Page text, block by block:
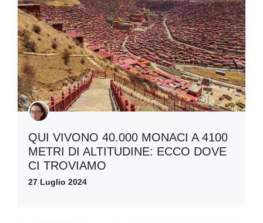
QUI VIVONO 40.000 MONACI A 4100
METRI DI ALTITUDINE: ECCO DOVE
CI TROVIAMO
27 Luglio 2024